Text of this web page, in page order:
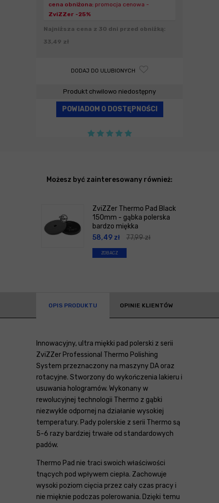
cena obniżona: promocja cenowa -
ZviZZer -25%
Najniższa cena z 30 dni przed obniżką:
33,49 zł
DODAJ DO ULUBIONYCH
Produkt chwilowo niedostępny
POWIADOM O DOSTĘPNOŚCI
Możesz być zainteresowany również:
ZviZZer Thermo Pad Black
150mm - gąbka polerska
bardzo miękka
58,49 zł 77,99zł
ZOBACZ
OPIS PRODUKTU OPINIE KLIENTÓW
Innowacyjny, ultra miękki pad polerski z serii
ZviZZer Professional Thermo Polishing
System przeznaczony na maszyny DA oraz
rotacyjne. Stworzony do wykończenia lakieru i
usuwania hologramów. Wykonany w
rewolucyjnej technologii Thermo z gąbki
niezwykle odpornej na działanie wysokiej
temperatury. Pady polerskie z serii Thermo są
5-6 razy bardziej trwałe od standardowych
padów.
Thermo Pad nie traci swoich właściwości
tnących pod wpływem ciepła. Zachowuje
wysoki poziom cięcia przez cały czas pracy i
nie mięknie podczas polerowania. Dzięki temu